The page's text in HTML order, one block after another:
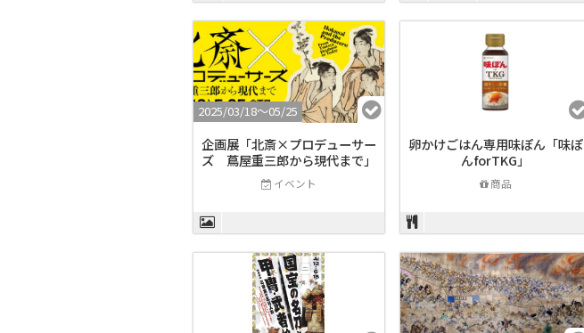
2025/03/18〜05/25
企画展「北斎×プロデューサー
ズ 蔦屋重三郎から現代まで」
イベント
卵かけごはん専用味ぽん「味ぽ
んforTKG」
商品